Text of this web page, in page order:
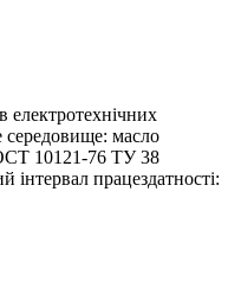
електротехнічних
середовище: масло
10121-76 ТУ 38
інтервал працездатності: